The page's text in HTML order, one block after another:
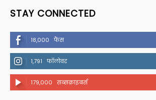
STAY CONNECTED
18,000 फैंस
1,791 फॉलोवर
179,000 सब्सक्राइबर्स